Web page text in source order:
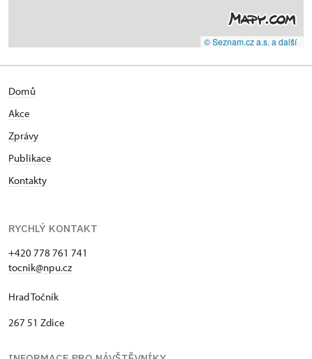
© Seznam.cz a.s. a další
Domů
Akce
Zprávy
Publikace
Kontakty
RYCHLÝ KONTAKT
+420 778 761 741
tocnik@npu.cz
Hrad Točník
267 51 Zdice